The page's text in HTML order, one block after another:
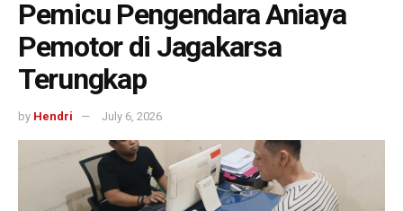
Pemicu Pengendara Aniaya
Pemotor di Jagakarsa
Terungkap
by Hendri July 6, 2026